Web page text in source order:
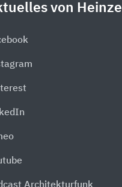
von Heinze
Architekturfunk